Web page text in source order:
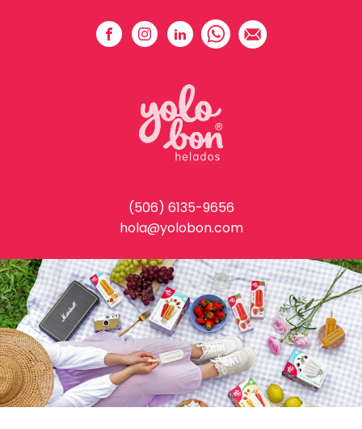
(506) 6135-9656
hola@yolobon.com